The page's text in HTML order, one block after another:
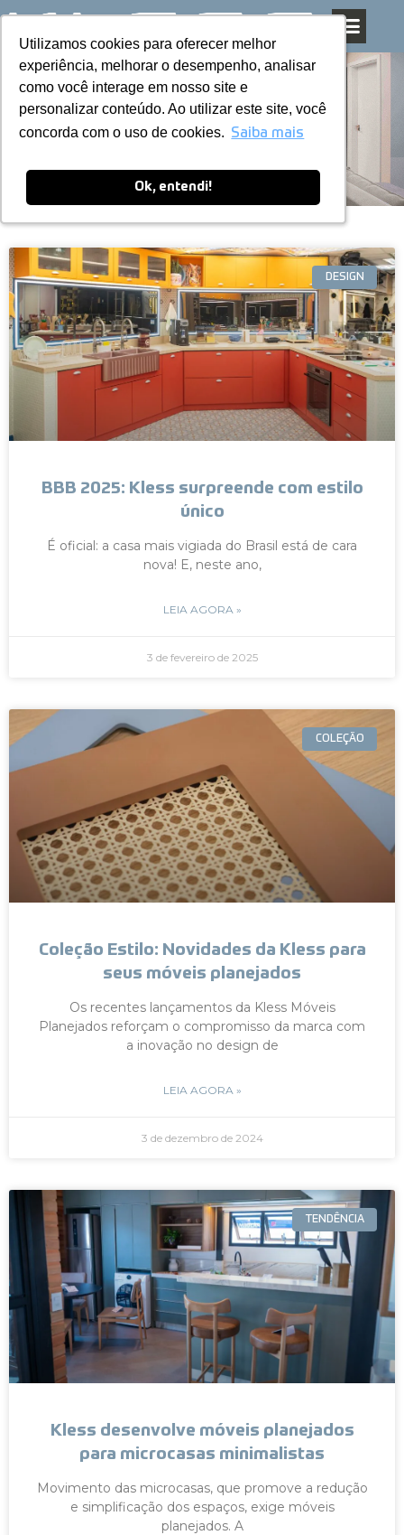
Utilizamos cookies para oferecer melhor
experiência, melhorar o desempenho, analisar
como você interage em nosso site e
personalizar conteúdo. Ao utilizar este site, você
concorda com o uso de cookies. Saiba mais
Ok, entendi!
Utilizamos cookies para oferecer melhor
experiência, melhorar o desempenho, analisar
como você interage em nosso site e
personalizar conteúdo. Ao utilizar este site, você
concorda com o uso de cookies. Saiba mais
Ok, entendi!
Pular
para
o
conteúdo
Blog
DESIGN
BBB 2025: Kless surpreende com estilo
único
É oficial: a casa mais vigiada do Brasil está de cara
nova! E, neste ano,
LEIA AGORA »
3 de fevereiro de 2025
COLEÇÃO
Coleção Estilo: Novidades da Kless para
seus móveis planejados
Os recentes lançamentos da Kless Móveis
Planejados reforçam o compromisso da marca com
a inovação no design de
LEIA AGORA »
3 de dezembro de 2024
TENDÊNCIA
Kless desenvolve móveis planejados
para microcasas minimalistas
Movimento das microcasas, que promove a redução
e simplificação dos espaços, exige móveis
planejados. A